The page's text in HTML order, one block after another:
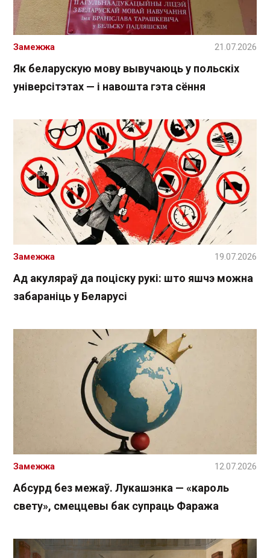
Як беларускую мову вывучаюць у польскіх
універсітэтах — і навошта гэта сёння
Замежжа 21.07.2026
Ад акуляраў да поціску рукі: што яшчэ можна
забараніць у Беларусі
Замежжа 19.07.2026
Абсурд без межаў. Лукашэнка — «кароль
свету», смеццевы бак супраць Фаража
Замежжа 12.07.2026